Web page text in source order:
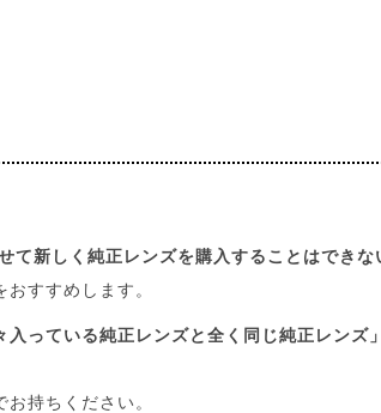
て新しく純正レンズを購入することはできな
すすめします。
入っている純正レンズと全く同じ純正レンズ
持ちください。